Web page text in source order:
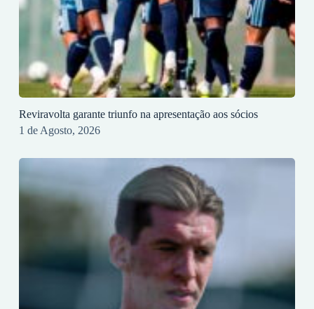
Reviravolta garante triunfo na apresentação aos sócios
1 de Agosto, 2026